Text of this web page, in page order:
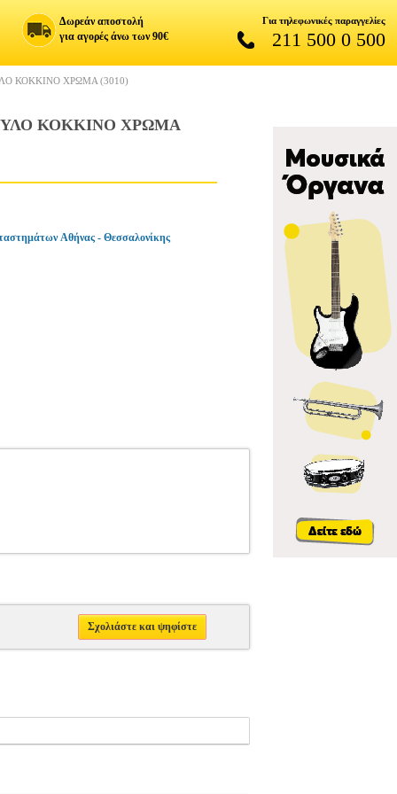
Δωρεάν αποστολή
για αγορές άνω των 90€
Για τηλεφωνικές παραγγελίες
211 500 0 500
ΚΟΚΚΙΝΟ ΧΡΩΜΑ (3010)
ΚΟΚΚΙΝΟ ΧΡΩΜΑ
Αθήνας - Θεσσαλονίκης
Σχολιάστε και ψηφίστε